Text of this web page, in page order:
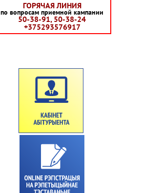
ГОРЯЧАЯ ЛИНИЯ
по вопросам приемной кампании
50-38-91, 50-38-24
+375293576917